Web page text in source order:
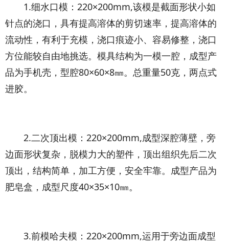
1.细水口模：220×200mm,该模是截面形状小如
针点的浇口，具有提高溶体的剪切速率，提高溶体的
流动性，有利于充模，浇口痕迹小、容易修整，浇口
方位能较自由地挑选。模具结构为一模一腔，成型产
品为手机壳，型腔80×60×8㎜。总重量50克，两点式
进胶。
2.二次顶出模：220×200mm,成型深腔薄壁，旁
边面形状复杂，脱模力大的塑件，顶出组织先后二次
顶出，结构简单，加工方便，安全牢靠。成型产品为
肥皂盒，成型尺度40×35×10㎜。
3.前模哈夫模：220×200mm,运用于旁边面成型